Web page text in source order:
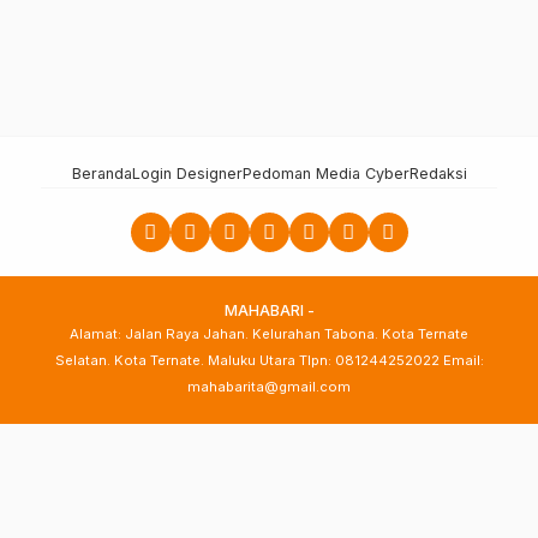
BerandaLogin DesignerPedoman Media CyberRedaksi
MAHABARI -
Alamat: Jalan Raya Jahan. Kelurahan Tabona. Kota Ternate
Selatan. Kota Ternate. Maluku Utara Tlpn: 081244252022 Email:
mahabarita@gmail.com